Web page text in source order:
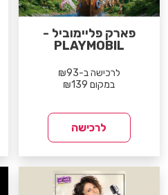
פארק פליימוביל -
PLAYMOBIL
לרכישה ב-₪93
במקום ₪139
לרכישה